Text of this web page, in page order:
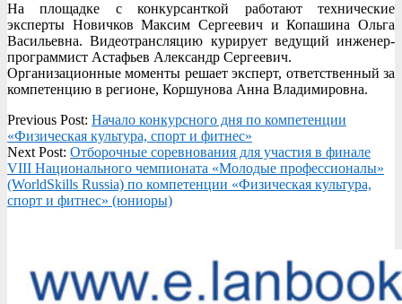
На площадке с конкурсанткой работают технические
эксперты Новичков Максим Сергеевич и Копашина Ольга
Васильевна. Видеотрансляцию курирует ведущий инженер-
программист Астафьев Александр Сергеевич.
Организационные моменты решает эксперт, ответственный за
компетенцию в регионе, Коршунова Анна Владимировна.
2020-
08-
14
Previous Post: Начало конкурсного дня по компетенции
«Физическая культура, спорт и фитнес»
Next Post: Отборочные соревнования для участия в финале
VIII Национального чемпионата «Молодые профессионалы»
(WorldSkills Russia) по компетенции «Физическая культура,
спорт и фитнес» (юниоры)